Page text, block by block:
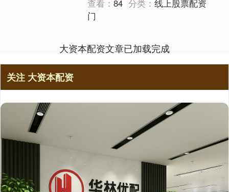
查看：84 分类：线上股票配资
门
大资本配资文章已加载完成
关注 大资本配资